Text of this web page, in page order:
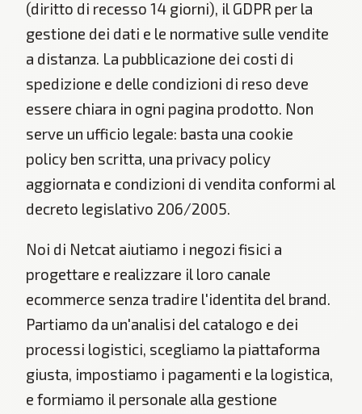
(diritto di recesso 14 giorni), il GDPR per la
gestione dei dati e le normative sulle vendite
a distanza. La pubblicazione dei costi di
spedizione e delle condizioni di reso deve
essere chiara in ogni pagina prodotto. Non
serve un ufficio legale: basta una cookie
policy ben scritta, una privacy policy
aggiornata e condizioni di vendita conformi al
decreto legislativo 206/2005.
Noi di Netcat aiutiamo i negozi fisici a
progettare e realizzare il loro canale
ecommerce senza tradire l'identita del brand.
Partiamo da un'analisi del catalogo e dei
processi logistici, scegliamo la piattaforma
giusta, impostiamo i pagamenti e la logistica,
e formiamo il personale alla gestione